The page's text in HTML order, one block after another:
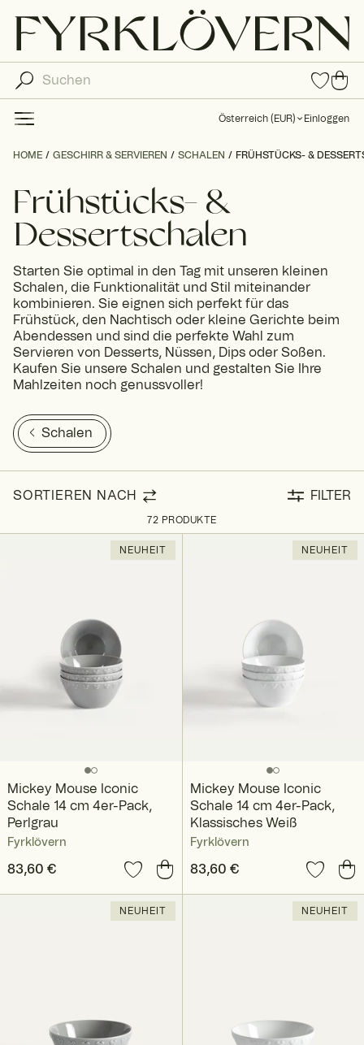
0
Arti
in
orit
0
Art
ike
de
Österreich ( EUR) Einloggen
HOME GESCHIRR & SERVIEREN SCHALEN FRÜHSTÜCKS- &
Frühstücks- &
Dessertschalen
Starten Sie optimal in den Tag mit unseren kleinen
Schalen, die Funktionalität und Stil miteinander
kombinieren. Sie eignen sich perfekt für das
Frühstück, den Nachtisch oder kleine Gerichte beim
Abendessen und sind die perfekte Wahl zum
Servieren von Desserts, Nüssen, Dips oder Soßen.
Kaufen Sie unsere Schalen und gestalten Sie Ihre
Mahlzeiten noch genussvoller!
Schalen
72 PRODUKTE
SORTIEREN NACH FILTER
NEUHEIT
Mickey Mouse Iconic
Schale 14 cm 4er-Pack,
Perlgrau
Fyrklövern
Preis: 83,60 €
83,60 €
NEUHEIT
Mickey Mouse Iconic
Schale 14 cm 4er-Pack,
Klassisches Weiß
Fyrklövern
Preis: 83,60 €
83,60 €
NEUHEIT NEUHEIT